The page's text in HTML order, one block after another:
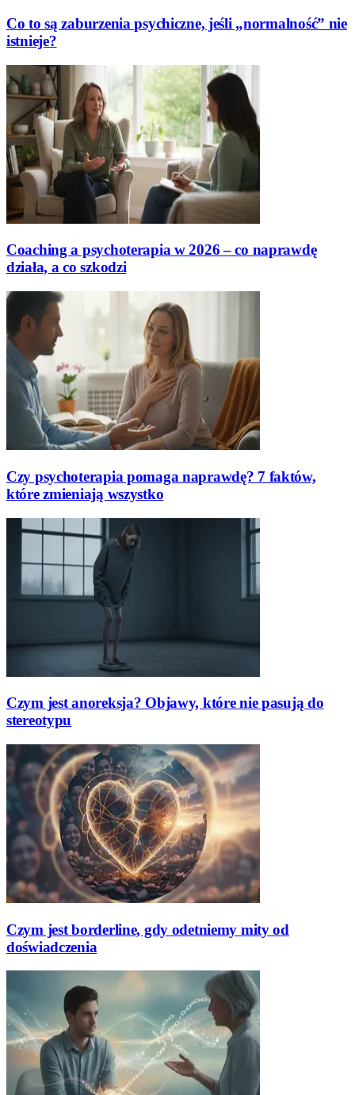
Co to są zaburzenia psychiczne, jeśli „normalność” nie
istnieje?
Coaching a psychoterapia w 2026 – co naprawdę
działa, a co szkodzi
Czy psychoterapia pomaga naprawdę? 7 faktów,
które zmieniają wszystko
Czym jest anoreksja? Objawy, które nie pasują do
stereotypu
Czym jest borderline, gdy odetniemy mity od
doświadczenia